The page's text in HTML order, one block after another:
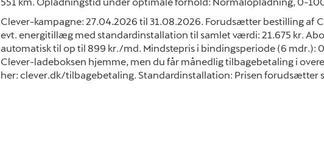
Clever-kampagne: 27.04.2026 til 31.08.2026. Forudsætter bestilling af
evt. energitillæg med standardinstallation til samlet værdi: 21.675 kr.
automatisk til op til 899 kr./md. Mindstepris i bindingsperiode (6 mdr.):
Clever-ladeboksen hjemme, men du får månedlig tilbagebetaling i
her: clever.dk/tilbagebetaling. Standardinstallation: Prisen